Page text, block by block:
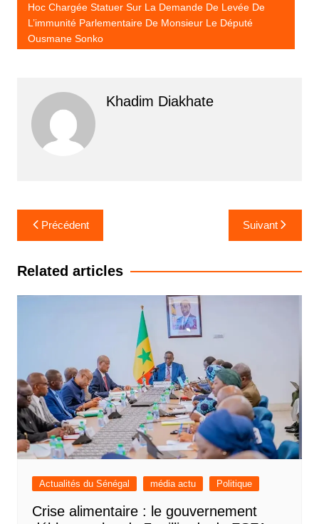
Hoc Chargée Statuer Sur La Demande De Levée De
L’immunité Parlementaire De Monsieur Le Député
Ousmane Sonko
Khadim Diakhate
Navigation
de
l’article
Précédent Suivant
Related articles
Actualités du Sénégal média actu Politique
Crise alimentaire : le gouvernement